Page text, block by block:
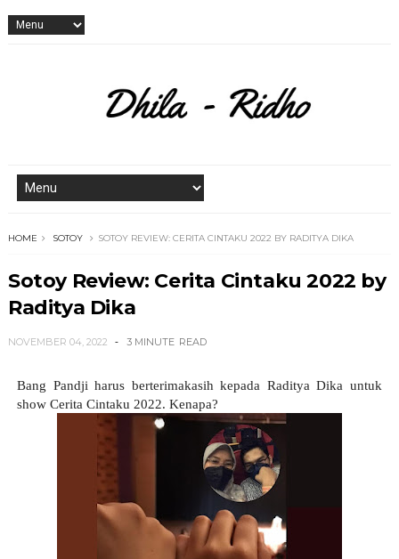
HOME SOTOY SOTOY REVIEW: CERITA CINTAKU 2022 BY RADITYA DIKA
Sotoy Review: Cerita Cintaku 2022 by
Raditya Dika
NOVEMBER 04, 2022 3 MINUTE READ
Bang Pandji harus berterimakasih kepada Raditya Dika untuk
show Cerita Cintaku 2022. Kenapa?